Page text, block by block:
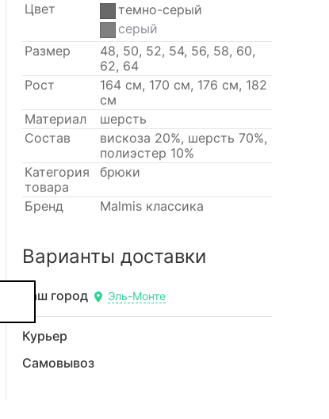
Цвет
темно-серый
серый
Размер
48, 50, 52, 54, 56, 58, 60,
62, 64
Рост
164 см, 170 см, 176 см, 182
см
Материал
шерсть
Состав
вискоза 20%, шерсть 70%,
полиэстер 10%
Категория
товара
брюки
Бренд Malmis классика
Варианты доставки
Ваш город Эль-Монте
Курьер
Самовывоз